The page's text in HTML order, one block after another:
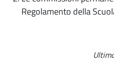
Regolamento della